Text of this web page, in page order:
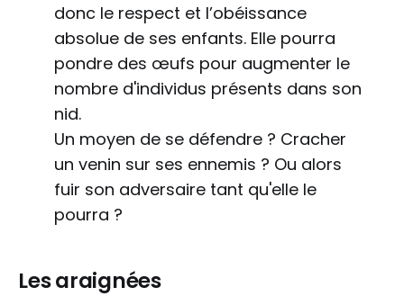
donc le respect et l’obéissance
absolue de ses enfants. Elle pourra
pondre des œufs pour augmenter le
nombre d'individus présents dans son
nid.
Un moyen de se défendre ? Cracher
un venin sur ses ennemis ? Ou alors
fuir son adversaire tant qu'elle le
pourra ?
Les araignées